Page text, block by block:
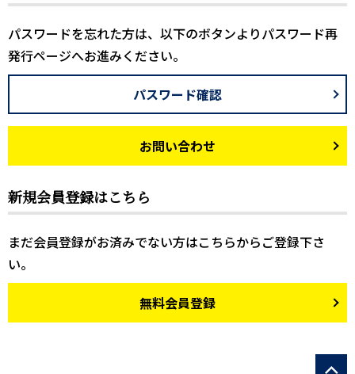
新規会員登録はこちら
まだ会員登録がお済みでない方はこちらからご登録下さ
い。
無料会員登録
パスワードを忘れた方は、以下のボタンよりパスワード再
発行ページへお進みください。
パスワード確認
お問い合わせ